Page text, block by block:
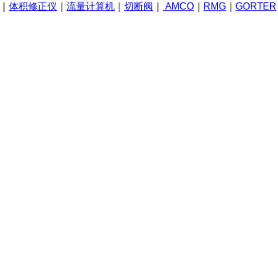
体积修正仪 流量计算机 切断阀 AMCO RMG GORTER